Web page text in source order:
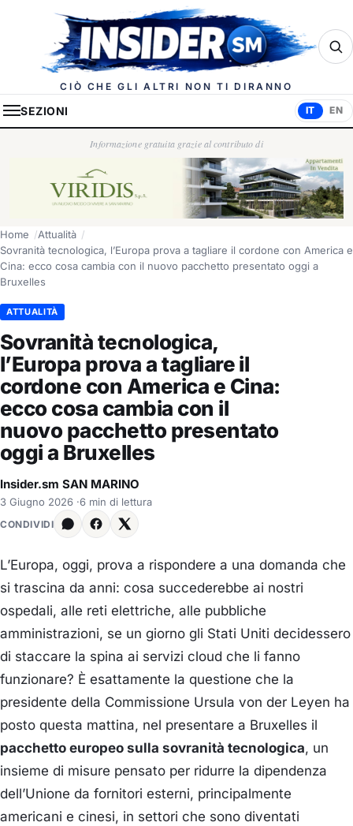
Insider.sm
CIÒ CHE GLI ALTRI NON TI DIRANNO
SEZIONI IT EN
Informazione gratuita grazie al contributo di
Home
Attualità
Sovranità tecnologica, l’Europa prova a tagliare il cordone con America e
Cina: ecco cosa cambia con il nuovo pacchetto presentato oggi a
Bruxelles
ATTUALITÀ
Sovranità tecnologica,
l’Europa prova a tagliare il
cordone con America e Cina:
ecco cosa cambia con il
nuovo pacchetto presentato
oggi a Bruxelles
Insider.sm SAN MARINO
3 Giugno 2026 ·6 min di lettura
CONDIVIDI
L’Europa, oggi, prova a rispondere a una domanda che
si trascina da anni: cosa succederebbe ai nostri
ospedali, alle reti elettriche, alle pubbliche
amministrazioni, se un giorno gli Stati Uniti decidessero
di staccare la spina ai servizi cloud che li fanno
funzionare? È esattamente la questione che la
presidente della Commissione Ursula von der Leyen ha
posto questa mattina, nel presentare a Bruxelles il
pacchetto europeo sulla sovranità tecnologica, un
insieme di misure pensato per ridurre la dipendenza
dell’Unione da fornitori esterni, principalmente
americani e cinesi, in settori che sono diventati